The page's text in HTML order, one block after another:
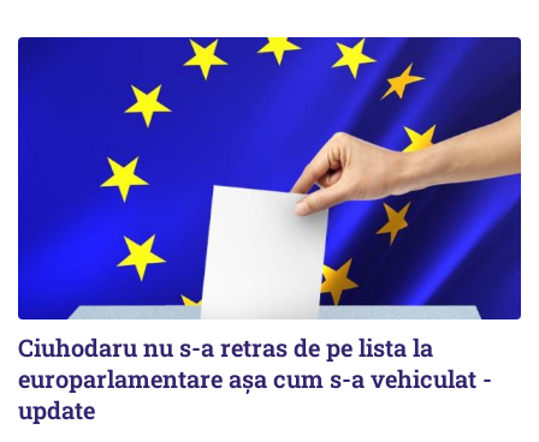
Ciuhodaru nu s-a retras de pe lista la
europarlamentare așa cum s-a vehiculat -
update